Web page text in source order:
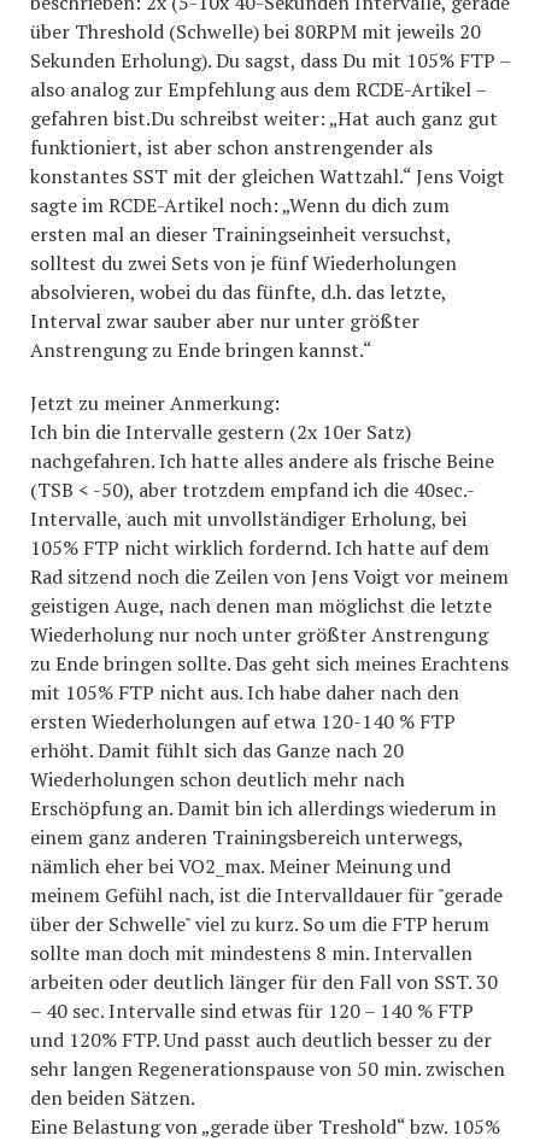
über Threshold (Schwelle) bei 80RPM mit jeweils 20
Sekunden Erholung). Du sagst, dass Du mit 105% FTP –
also analog zur Empfehlung aus dem RCDE-Artikel –
gefahren bist.Du schreibst weiter: „Hat auch ganz gut
funktioniert, ist aber schon anstrengender als
konstantes SST mit der gleichen Wattzahl.“ Jens Voigt
sagte im RCDE-Artikel noch: „Wenn du dich zum
ersten mal an dieser Trainingseinheit versuchst,
solltest du zwei Sets von je fünf Wiederholungen
absolvieren, wobei du das fünfte, d.h. das letzte,
Interval zwar sauber aber nur unter größter
Anstrengung zu Ende bringen kannst.“
Jetzt zu meiner Anmerkung:
Ich bin die Intervalle gestern (2x 10er Satz)
nachgefahren. Ich hatte alles andere als frische Beine
(TSB < -50), aber trotzdem empfand ich die 40sec.-
Intervalle, auch mit unvollständiger Erholung, bei
105% FTP nicht wirklich fordernd. Ich hatte auf dem
Rad sitzend noch die Zeilen von Jens Voigt vor meinem
geistigen Auge, nach denen man möglichst die letzte
Wiederholung nur noch unter größter Anstrengung
zu Ende bringen sollte. Das geht sich meines Erachtens
mit 105% FTP nicht aus. Ich habe daher nach den
ersten Wiederholungen auf etwa 120-140 % FTP
erhöht. Damit fühlt sich das Ganze nach 20
Wiederholungen schon deutlich mehr nach
Erschöpfung an. Damit bin ich allerdings wiederum in
einem ganz anderen Trainingsbereich unterwegs,
nämlich eher bei VO2_max. Meiner Meinung und
meinem Gefühl nach, ist die Intervalldauer für "gerade
über der Schwelle" viel zu kurz. So um die FTP herum
sollte man doch mit mindestens 8 min. Intervallen
arbeiten oder deutlich länger für den Fall von SST. 30
– 40 sec. Intervalle sind etwas für 120 – 140 % FTP
und 120% FTP. Und passt auch deutlich besser zu der
sehr langen Regenerationspause von 50 min. zwischen
den beiden Sätzen.
Eine Belastung von „gerade über Treshold“ bzw. 105%